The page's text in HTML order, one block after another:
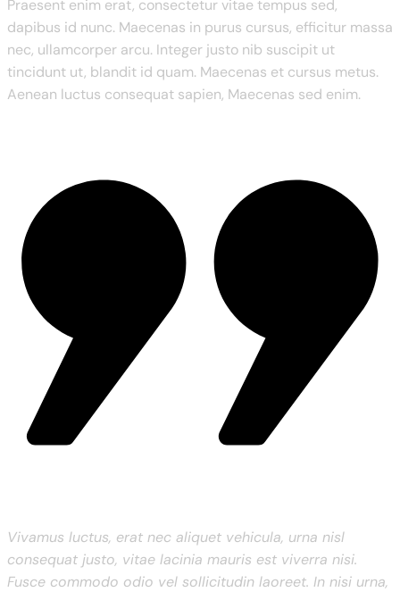
Praesent enim erat, consectetur vitae tempus sed,
dapibus id nunc. Maecenas in purus cursus, efficitur massa
nec, ullamcorper arcu. Integer justo nib suscipit ut
tincidunt ut, blandit id quam. Maecenas et cursus metus.
Aenean luctus consequat sapien, Maecenas sed enim.
Vivamus luctus, erat nec aliquet vehicula, urna nisl
consequat justo, vitae lacinia mauris est viverra nisi.
Fusce commodo odio vel sollicitudin laoreet. In nisi urna,